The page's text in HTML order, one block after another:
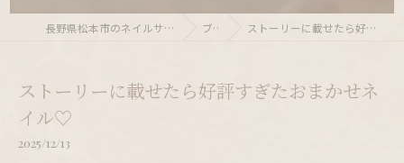
長野県松本市のネイルサロンならnail atelier ciél ブログ ストーリーに載せたら好評すぎたおまかせネイル♡
ストーリーに載せたら好評すぎたおまかせネ
イル♡
2025/12/13